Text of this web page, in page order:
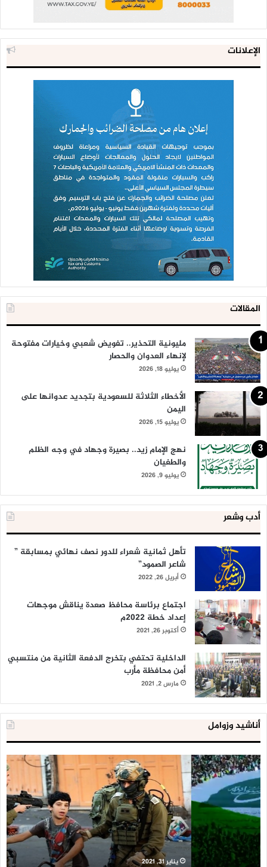
الإعلانات
المقالات
مليونية التحذير.. تفويض شعبي وخيارات مفتوحة
لإنهاء العدوان والحصار
يوليو 18, 2026
الأخطاء الثلاثة للسعودية بتجديد عدوانها على
اليمن
يوليو 15, 2026
نهج الإمام زيد.. بصيرة وجهاد في وجه الظلم
والطغيان
يوليو 9, 2026
أدب وشعر
تأهل ثمانية شعراء للدور نصف نهائي بمسابقة ”
شاعر الصمود”
أبريل 26, 2022
اجتماع برئاسة محافظ صعدة يناقش موجهات
إعداد خطة 2022م
أكتوبر 26, 2021
الداخلية تحتفي بتخرج الدفعة الثانية من منتسبي
أمن محافظة مأرب
مارس 2, 2021
أناشيد وزوامل
العدو
الإسرائيلي
اعتقل
543
طفلا
فلسطينيا
خلال
2020
يناير 31, 2021